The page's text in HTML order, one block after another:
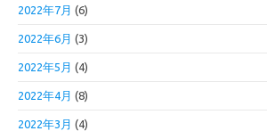
2022年7月 (6)
2022年6月 (3)
2022年5月 (4)
2022年4月 (8)
2022年3月 (4)